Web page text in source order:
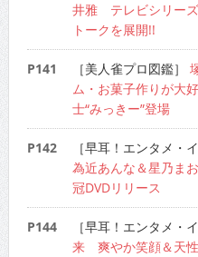
井雅 テレビシリー
トークを展開!!
P141 ［美人雀プロ図鑑］
ム・お菓子作りが大
士“みっきー”登場
P142 ［早耳！エンタメ・
為近あんな＆星乃ま
冠DVDリリース
P144 ［早耳！エンタメ・
来 爽やか笑顔＆天